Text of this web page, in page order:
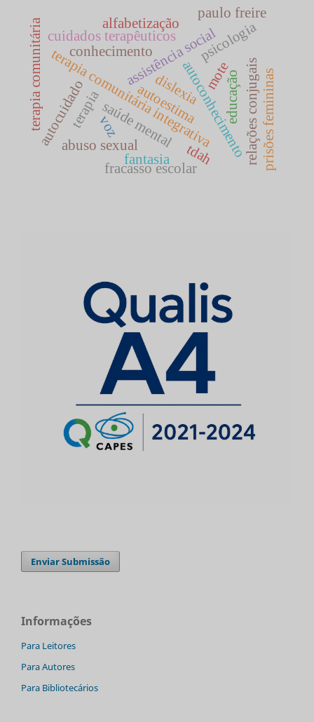
assistência social
terapia comunitária integrativa
autoestima
cuidados terapêuticos
autoconhecimento
mote
terapia comunitáriaautocuidadoterapia
conhecimento
saúde mental
abuso sexual relações conjugaisprisões femininas
psicologia
alfabetização
fantasia
voz
fracasso escolar
paulo freire
educação
dislexia
tdah
Enviar Submissão
Informações
Para Leitores
Para Autores
Para Bibliotecários